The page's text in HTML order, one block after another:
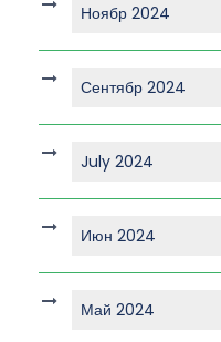
Ноябр 2024
Сентябр 2024
July 2024
Июн 2024
Май 2024